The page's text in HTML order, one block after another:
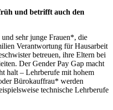
und betrifft auch den
sehr junge Frauen*, die
Verantwortung für Hausarbeit
betreuen, ihre Eltern bei
Der Gender Pay Gap macht
halt – Lehrberufe mit hohem
Bürokauffrau* werden
technische Lehrberufe